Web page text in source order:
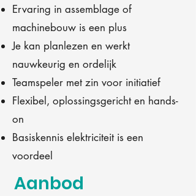
Ervaring in assemblage of
machinebouw is een plus
Je kan planlezen en werkt
nauwkeurig en ordelijk
Teamspeler met zin voor initiatief
Flexibel, oplossingsgericht en hands-
on
Basiskennis elektriciteit is een
voordeel
Aanbod